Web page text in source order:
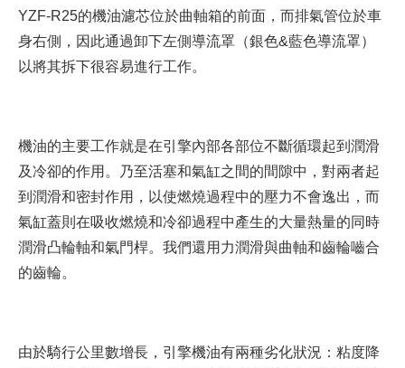
YZF-R25的機油濾芯位於曲軸箱的前面，而排氣管位於車
身右側，因此通過卸下左側導流罩（銀色&藍色導流罩）
以將其拆下很容易進行工作。
機油的主要工作就是在引擎內部各部位不斷循環起到潤滑
及冷卻的作用。乃至活塞和氣缸之間的間隙中，對兩者起
到潤滑和密封作用，以使燃燒過程中的壓力不會逸出，而
氣缸蓋則在吸收燃燒和冷卻過程中產生的大量熱量的同時
潤滑凸輪軸和氣門桿。我們還用力潤滑與曲軸和齒輪嚙合
的齒輪。
由於騎行公里數增長，引擎機油有兩種劣化狀況：粘度降